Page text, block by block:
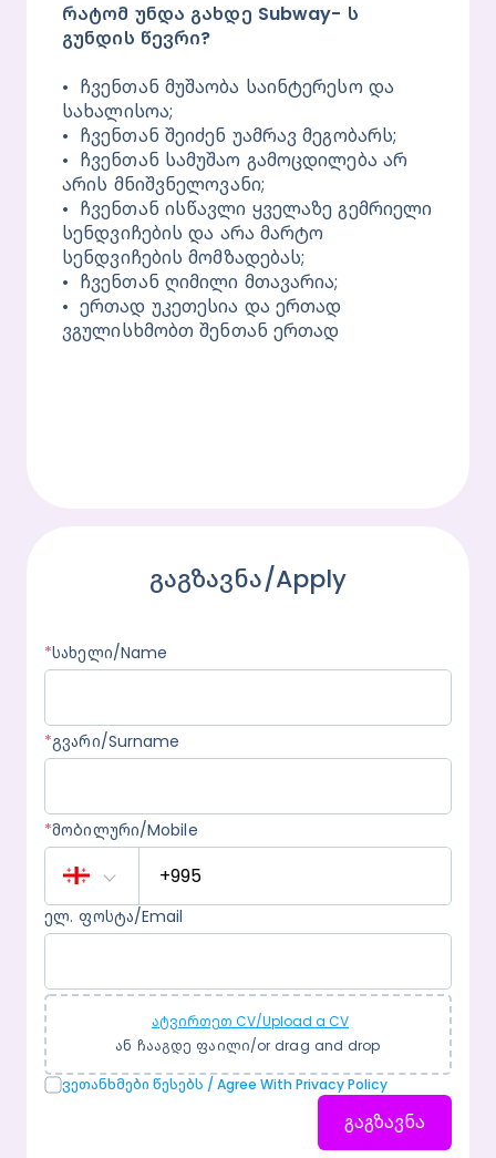
რატომ უნდა გახდე Subway- ს
გუნდის წევრი?
•	ჩვენთან მუშაობა საინტერესო და
სახალისოა;
•	ჩვენთან შეიძენ უამრავ მეგობარს;
•	ჩვენთან სამუშაო გამოცდილება არ
არის მნიშვნელოვანი;
•	ჩვენთან ისწავლი ყველაზე გემრიელი
სენდვიჩების და არა მარტო
სენდვიჩების მომზადებას;
•	ჩვენთან ღიმილი მთავარია;
•	ერთად უკეთესია და ერთად
ვგულისხმობთ შენთან ერთად
გაგზავნა/Apply
*სახელი/Name
*გვარი/Surname
*მობილური/Mobile
ელ. ფოსტა/Email
ატვირთეთ CV/Upload a CV
ან ჩააგდე ფაილი/or drag and drop
Ვეთანხმები Წესებს / Agree With Privacy Policy
გაგზავნა